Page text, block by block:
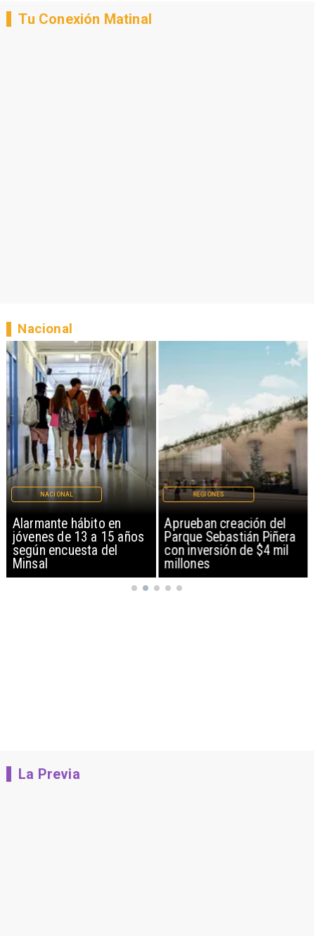
Tu Conexión Matinal
Alarmante hábito en
jóvenes de 13 a 15 años
según encuesta del
Minsal
NACIONAL
Aprueban creación del
Parque Sebastián Piñera
con inversión de $4 mil
millones
REGIONES
Nacional
La Previa